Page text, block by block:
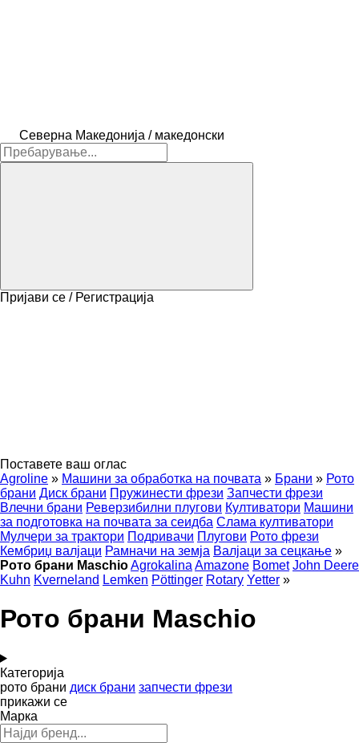
Северна Македонија / македонски
Пријави се / Регистрација
Поставете ваш оглас
Agroline » Машини за обработка на почвата » Брани » Рото
брани Диск брани Пружинести фрези Запчести фрези
Влечни брани Реверзибилни плугови Култиватори Машини
за подготовка на почвата за сеидба Слама култиватори
Мулчери за трактори Подривачи Плугови Рото фрези
Кембриџ валјаци Рамначи на земја Валјаци за сецкање »
Рото брани MaschioAgrokalina Amazone Bomet John Deere
Kuhn Kverneland Lemken Pöttinger Rotary Yetter »
Рото брани Maschio
Категорија
рото брани диск брани запчести фрези
прикажи се
Марка